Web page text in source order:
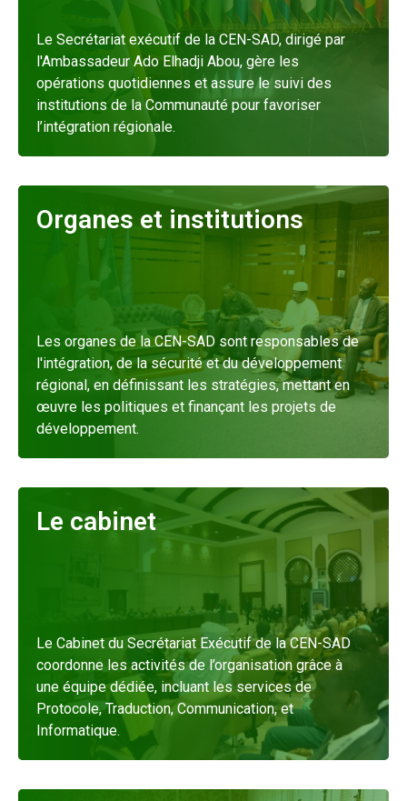
Le Secrétariat exécutif de la CEN-SAD, dirigé par
l'Ambassadeur Ado Elhadji Abou, gère les
opérations quotidiennes et assure le suivi des
institutions de la Communauté pour favoriser
l’intégration régionale.
Organes et institutions
Les organes de la CEN-SAD sont responsables de
l'intégration, de la sécurité et du développement
régional, en définissant les stratégies, mettant en
œuvre les politiques et finançant les projets de
développement.
Le cabinet
Le Cabinet du Secrétariat Exécutif de la CEN-SAD
coordonne les activités de l’organisation grâce à
une équipe dédiée, incluant les services de
Protocole, Traduction, Communication, et
Informatique.